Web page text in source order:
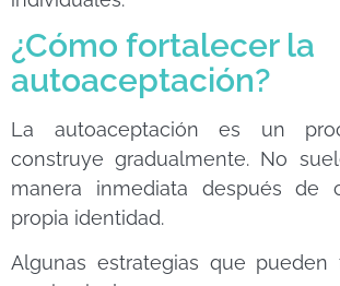
¿Cómo fortalecer la
autoaceptación?
La autoaceptación es un
construye gradualmente. No
manera inmediata después de
propia identidad.
Algunas estrategias que pueden